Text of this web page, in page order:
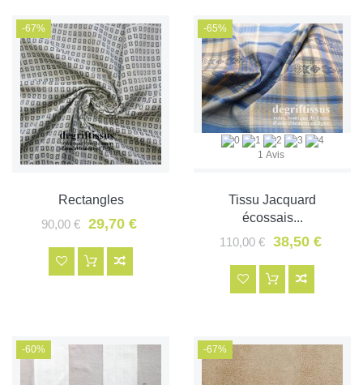
-67%
Rectangles
90,00 €
29,70 €
1 Avis
-65%
Tissu Jacquard
écossais...
110,00 €
38,50 €
-60% -67%